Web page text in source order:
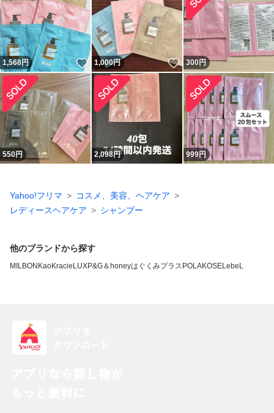
1,568円 いいね！
1,000円 いいね！
300円
550円 2,098円 999円
Yahoo!フリマ
コスメ、美容、ヘアケア
レディースヘアケア
シャンプー
他のブランドから探す
MILBON KaoKracie LUXP&G＆honeyはぐくみプラス POLAKOSELebeL